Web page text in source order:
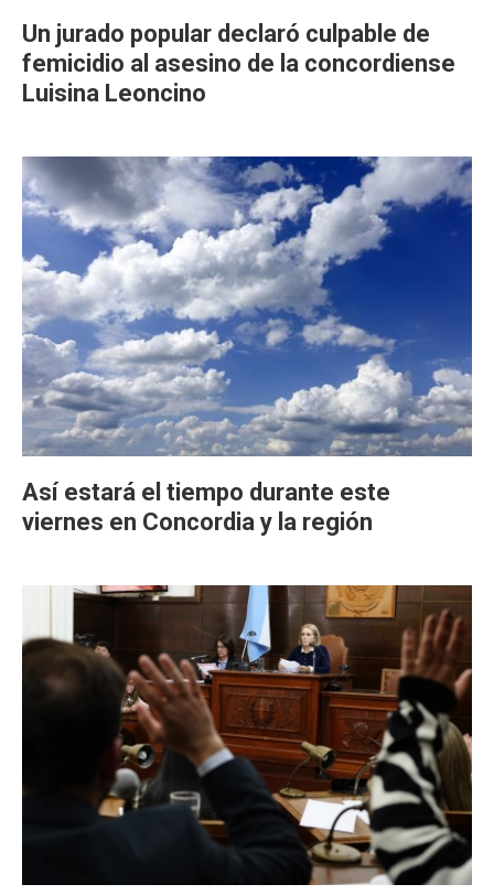
Un jurado popular declaró culpable de
femicidio al asesino de la concordiense
Luisina Leoncino
Así estará el tiempo durante este
viernes en Concordia y la región